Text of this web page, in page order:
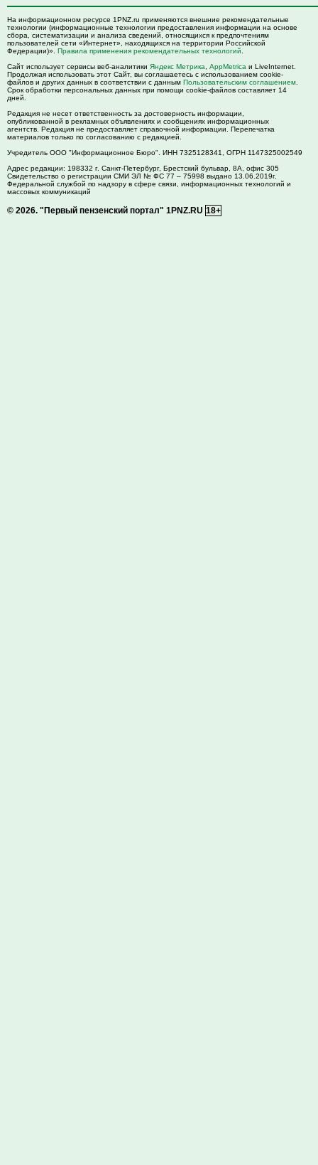
На информационном ресурсе 1PNZ.ru применяются внешние рекомендательные
технологии (информационные технологии предоставления информации на основе
сбора, систематизации и анализа сведений, относящихся к предпочтениям
пользователей сети «Интернет», находящихся на территории Российской
Федерации)». Правила применения рекомендательных технологий
Сайт использует сервисы веб-аналитики Яндекс Метрика AppMetrica и LiveInternet.
Продолжая использовать этот Сайт, вы соглашаетесь с использованием cookie-
файлов и других данных в соответствии с данным Пользовательским соглашением
Срок обработки персональных данных при помощи cookie-файлов составляет 14
дней.
Редакция не несет ответственность за достоверность информации,
опубликованной в рекламных объявлениях и сообщениях информационных
агентств. Редакция не предоставляет справочной информации. Перепечатка
материалов только по согласованию с редакцией.
Учредитель ООО "Информационное Бюро". ИНН 7325128341, ОГРН 1147325002549
Адрес редакции: 198332 г. Санкт-Петербург, Брестский бульвар, 8А, офис 305
Свидетельство о регистрации СМИ ЭЛ № ФС 77 – 75998 выдано 13.06.2019г.
Федеральной службой по надзору в сфере связи, информационных технологий и
массовых коммуникаций
© 2026. "Первый пензенский портал" 1PNZ.RU 18+